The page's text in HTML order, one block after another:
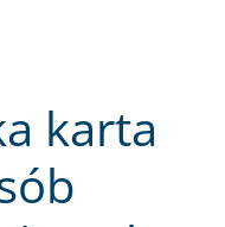
karta